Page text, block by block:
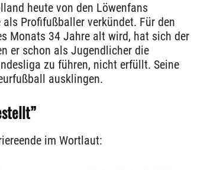
heute von den Löwenfans
Profifußballer verkündet. Für den
Monats 34 Jahre alt wird, hat sich der
er schon als Jugendlicher die
zu führen, nicht erfüllt. Seine
ausklingen.
im Wortlaut: